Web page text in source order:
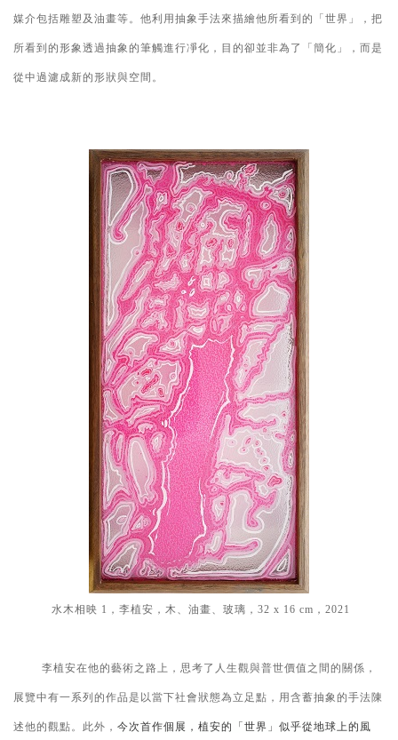
媒介包括雕塑及油畫等。他利用 抽象手法來描繪他所看到的「世界」 ， 把
所看到的形象透過抽象的筆觸進行凈化，目的卻並非為了「簡化」，而是
從中過濾成新的形狀與空間。
水木相映 1 ，李植安，木、油畫、玻璃， 32 x 16 cm ， 2021
李植安在他的藝術之路上，思考了人生觀與普世價值之間的關係，
展覽中有一系列的作品是以當下社會狀態為立足點，用含蓄抽象的手法陳
述他的觀點。此外， 今次首作個展，植安的「世界」似乎從地球上的風